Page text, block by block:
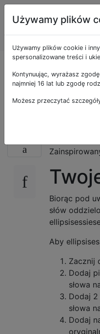
puzzli
Golf
Jak
elipsę?
Biorąc pod
słów
Aby
Zacznij
Dodaj
słowa
Dodaj
słowa
Dodaj
Używamy plików
Używamy plików cookie i
spersonalizowane treści i
Kontynuując, wyrażasz
najmniej 16 lat lub zgodę
Możesz przeczytać